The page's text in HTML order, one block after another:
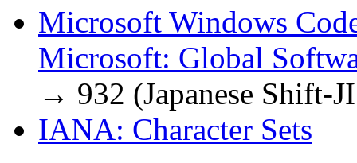
Microsoft Windows
Microsoft: Global
→ 932 (Japanese Shift-
IANA: Character Sets